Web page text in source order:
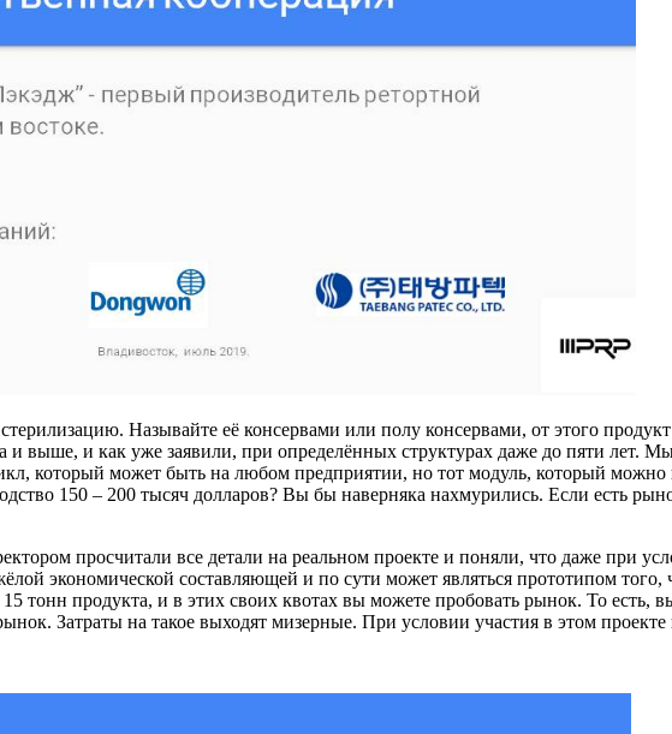
Называйте её консервами или полу консервами, от этого
и выше, и как уже заявили, при определённых структурах даже до пяти лет.
который может быть на любом предприятии, но тот модуль, который можно
150 – 200 тысяч долларов? Вы бы наверняка нахмурились. Если есть
просчитали все детали на реальном проекте и поняли, что даже при
экономической составляющей и по сути может являться прототипом
тонн продукта, и в этих своих квотах вы можете пробовать рынок. То есть,
Затраты на такое выходят мизерные. При условии участия в этом